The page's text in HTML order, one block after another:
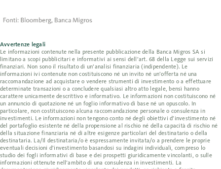
Avvertenze legali
Le informazioni contenute nella presente pubblicazione della Banca Migros SA si
limitano a scopi pubblicitari e informativi ai sensi dell’art. 68 della Legge sui servizi
finanziari. Non sono il risultato di un’analisi finanziaria (indipendente). Le
informazioni ivi contenute non costituiscono né un invito né un’offerta né una
raccomandazione ad acquistare o vendere strumenti di investimento o a effettuare
determinate transazioni o a concludere qualsiasi altro atto legale, bensì hanno
carattere unicamente descrittivo e informativo. Le informazioni non costituiscono né
un annuncio di quotazione né un foglio informativo di base né un opuscolo. In
particolare, non costituiscono alcuna raccomandazione personale o consulenza in
investimenti. Le informazioni non tengono conto né degli obiettivi d’investimento né
del portafoglio esistente né della propensione al rischio né della capacità di rischio né
della situazione finanziaria né di altre esigenze particolari del destinatario o della
destinataria. La/Il destinataria/o è espressamente invitata/o a prendere le proprie
eventuali decisioni d’investimento basandosi su indagini individuali, compreso lo
studio dei fogli informativi di base e dei prospetti giuridicamente vincolanti, o sulle
informazioni ottenute nell’ambito di una consulenza in investimenti. La